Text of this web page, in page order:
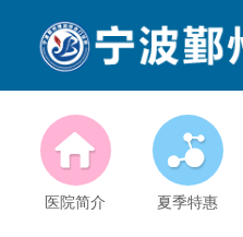
医院简介 夏季特惠